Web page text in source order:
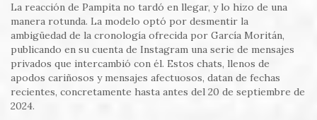
La reacción de Pampita no tardó en llegar, y lo hizo de una
manera rotunda. La modelo optó por desmentir la
ambigüedad de la cronología ofrecida por García Moritán,
publicando en su cuenta de Instagram una serie de mensajes
privados que intercambió con él. Estos chats, llenos de
apodos cariñosos y mensajes afectuosos, datan de fechas
recientes, concretamente hasta antes del 20 de septiembre de
2024.